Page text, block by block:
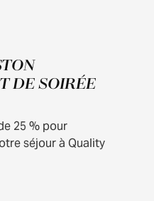
DE SOIRÉE
25 % pour
séjour à Quality